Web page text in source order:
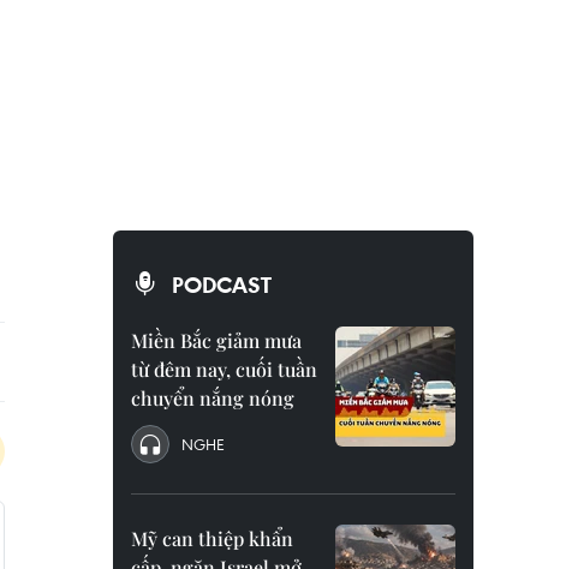
PODCAST
Miền Bắc giảm mưa
từ đêm nay, cuối tuần
chuyển nắng nóng
NGHE
Mỹ can thiệp khẩn